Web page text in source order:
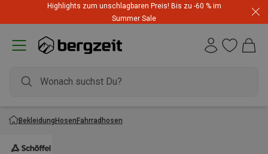
Highlights zum unschlagbaren Preis! Bis zu -60 % im
Summer Sale
BekleidungHosenFahrradhosen